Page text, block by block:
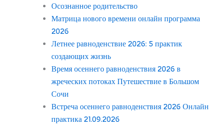
Осознанное родительство
Матрица нового времени онлайн программа
2026
Летнее равноденствие 2026: 5 практик
создающих жизнь
Время осеннего равноденствия 2026 в
жреческих потоках Путешествие в Большом
Сочи
Встреча осеннего равноденствия 2026 Онлайн
практика 21.09.2026